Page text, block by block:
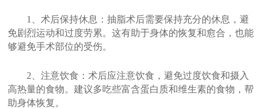
1、术后保持休息：抽脂术后需要保持充分的休息，避
免剧烈运动和过度劳累。这有助于身体的恢复和愈合，也能
够避免手术部位的受伤。
2、注意饮食：术后应注意饮食，避免过度饮食和摄入
高热量的食物。建议多吃些富含蛋白质和维生素的食物，帮
助身体恢复。